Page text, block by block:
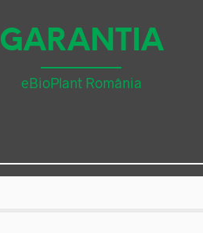
GARANTIA
eBioPlant România